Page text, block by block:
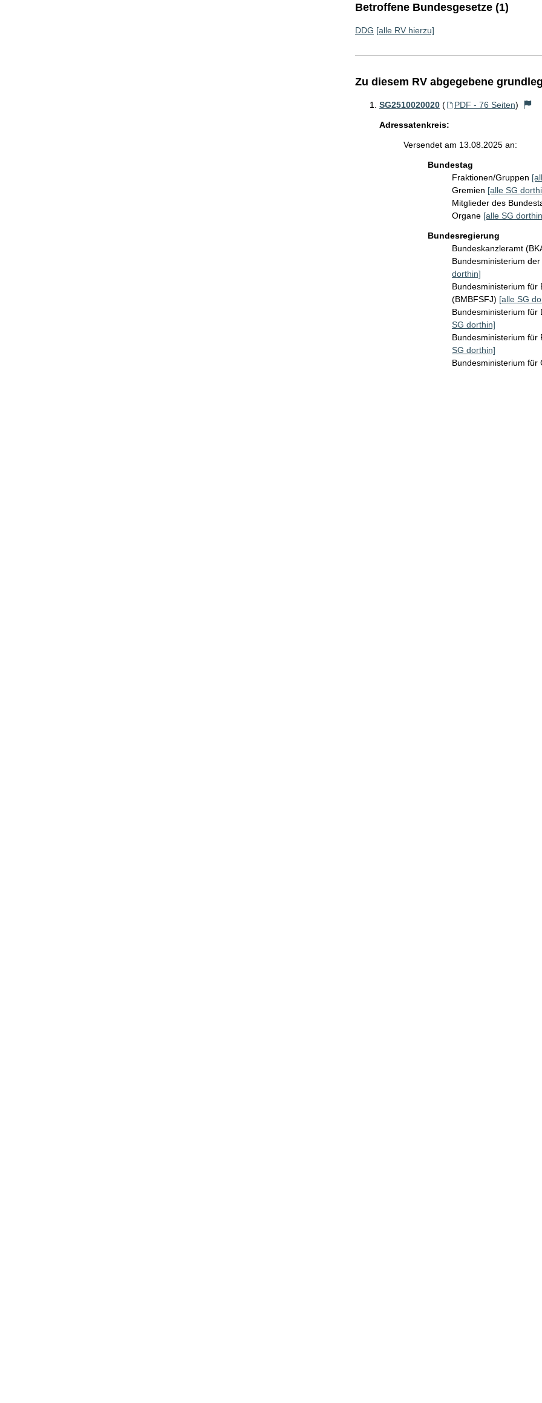
Betroffene Bundesgesetze (1)
DDG [alle RV hierzu]
Zu diesem RV abgegebene
SG2510020020 ( PDF - 76 Seiten)
Adressatenkreis:
Versendet am 13.08.2025 an:
Bundestag
Fraktionen/Gruppen
Gremien [alle SG
Mitglieder des
Organe [alle SG
Bundesregierung
Bundeskanzleramt
Bundesministerium
dorthin]
Bundesministerium für
(BMBFSFJ) [alle SG
Bundesministerium
SG dorthin]
Bundesministerium
SG dorthin]
Bundesministerium